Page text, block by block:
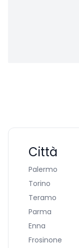
Città
Palermo
Torino
Teramo
Parma
Enna
Frosinone